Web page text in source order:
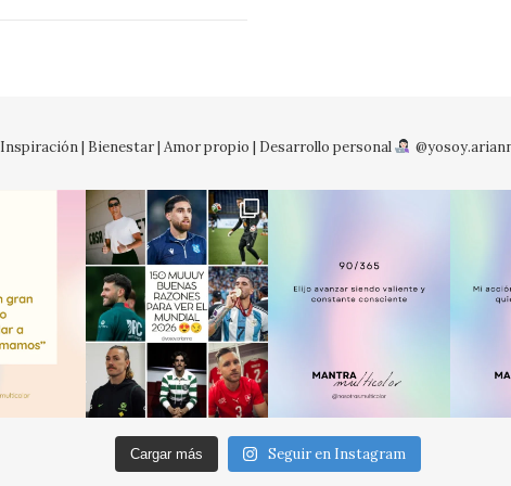
Inspiración | Bienestar | Amor propio | Desarrollo personal
No so
Cargar más Seguir en Instagram